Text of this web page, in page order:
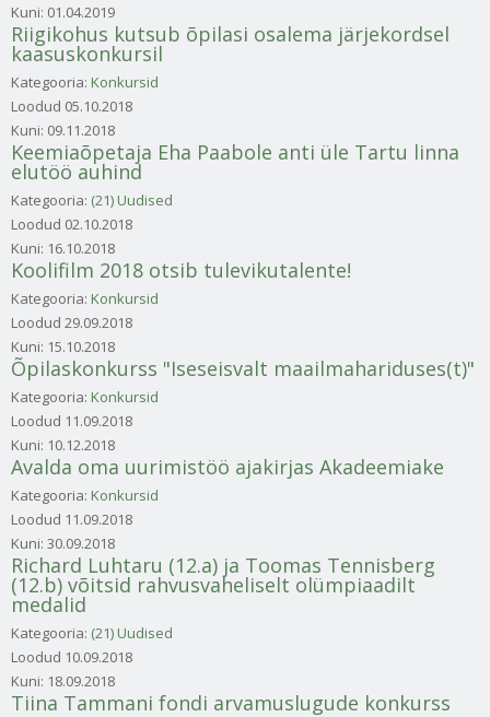
Kuni: 01.04.2019
Riigikohus kutsub õpilasi osalema järjekordsel
kaasuskonkursil
Kategooria: Konkursid
Loodud 05.10.2018
Kuni: 09.11.2018
Keemiaõpetaja Eha Paabole anti üle Tartu linna
elutöö auhind
Kategooria: (21) Uudised
Loodud 02.10.2018
Kuni: 16.10.2018
Koolifilm 2018 otsib tulevikutalente!
Kategooria: Konkursid
Loodud 29.09.2018
Kuni: 15.10.2018
Õpilaskonkurss "Iseseisvalt maailmahariduses(t)"
Kategooria: Konkursid
Loodud 11.09.2018
Kuni: 10.12.2018
Avalda oma uurimistöö ajakirjas Akadeemiake
Kategooria: Konkursid
Loodud 11.09.2018
Kuni: 30.09.2018
Richard Luhtaru (12.a) ja Toomas Tennisberg
(12.b) võitsid rahvusvaheliselt olümpiaadilt
medalid
Kategooria: (21) Uudised
Loodud 10.09.2018
Kuni: 18.09.2018
Tiina Tammani fondi arvamuslugude konkurss